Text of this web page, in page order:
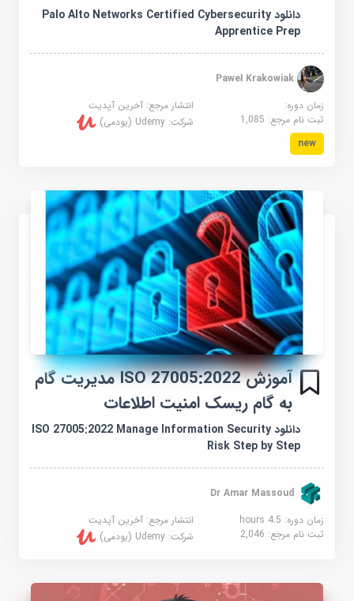
دانلود Palo Alto Networks Certified Cybersecurity
Apprentice Prep
Paweł Krakowiak
زمان دوره:
انتشار مرجع:آخرین آپدیت
ثبت نام مرجع:1,085 شرکت:Udemy (یودمی)
new
آموزش ISO 27005:2022 مدیریت گام
به گام ریسک امنیت اطلاعات
دانلود ISO 27005:2022 Manage Information Security
Risk Step by Step
Dr Amar Massoud
زمان دوره: 4.5 hours
انتشار مرجع:آخرین آپدیت
ثبت نام مرجع:2,046 شرکت:Udemy (یودمی)